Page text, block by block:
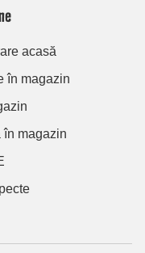
acasă
în magazin
în magazin